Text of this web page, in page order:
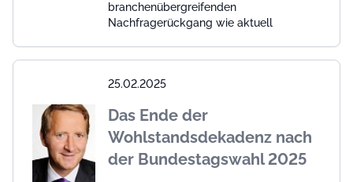
branchenübergreifenden
Nachfragerückgang wie aktuell
25.02.2025
Das Ende der
Wohlstandsdekadenz nach
der Bundestagswahl 2025